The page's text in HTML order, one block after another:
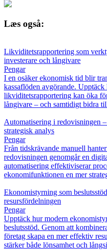
Læs også:
Likviditetsrapportering som
investerare och långivare
Pengar
I en osäker ekonomisk tid blir
kassaflöden avgörande.
likviditetsrapportering kan öka
långivare – och samtidigt bidra
Automatisering i redovisningen
strategisk analys
Pengar
Från tidskrävande manuell
redovisningen genomgår en
automatisering effektiviserar
ekonomifunktionen en mer
Ekonomistyrning som
resursfördelningen
Pengar
Upptäck hur modern
beslutsstöd. Genom att
företag skapa en mer effektiv
stärker både lönsamhet och